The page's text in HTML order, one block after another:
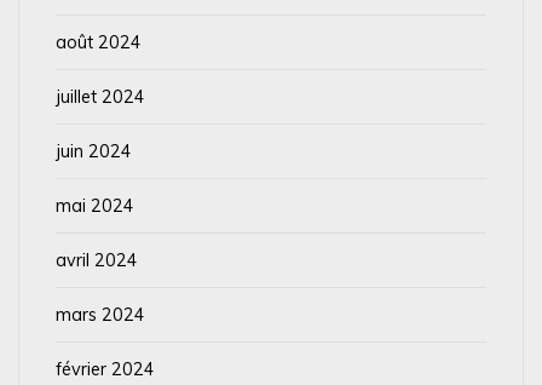
août 2024
juillet 2024
juin 2024
mai 2024
avril 2024
mars 2024
février 2024